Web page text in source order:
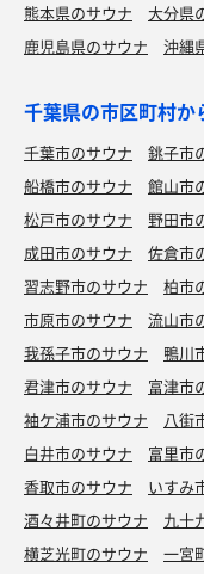
熊本県のサウナ
大分県
鹿児島県のサウナ
沖縄
千葉県の市区町村か
千葉市のサウナ 銚子市
船橋市のサウナ
館山市
松戸市のサウナ
野田市
成田市のサウナ
佐倉市
習志野市のサウナ
柏市
市原市のサウナ
流山市
我孫子市のサウナ
鴨川
君津市のサウナ
富津市
袖ケ浦市のサウナ
八街
白井市のサウナ
富里市
香取市のサウナ
いすみ
酒々井町のサウナ
九十
横芝光町のサウナ
一宮